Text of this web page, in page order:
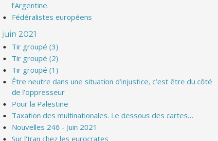
l’Argentine.
Fédéralistes européens
juin 2021
Tir groupé (3)
Tir groupé (2)
Tir groupé (1)
Être neutre dans une situation d’injustice, c’est être du côté
de l’oppresseur
Pour la Palestine
Taxation des multinationales. Le dessous des cartes…
Nouvelles 246 - Juin 2021
Sur l'Iran chez les eurocrates